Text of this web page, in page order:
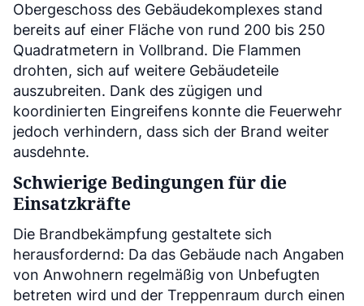
Obergeschoss des Gebäudekomplexes stand
bereits auf einer Fläche von rund 200 bis 250
Quadratmetern in Vollbrand. Die Flammen
drohten, sich auf weitere Gebäudeteile
auszubreiten. Dank des zügigen und
koordinierten Eingreifens konnte die Feuerwehr
jedoch verhindern, dass sich der Brand weiter
ausdehnte.
Schwierige Bedingungen für die
Einsatzkräfte
Die Brandbekämpfung gestaltete sich
herausfordernd: Da das Gebäude nach Angaben
von Anwohnern regelmäßig von Unbefugten
betreten wird und der Treppenraum durch einen